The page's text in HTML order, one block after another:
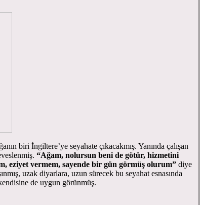
biri İngiltere’ye seyahate çıkacakmış. Yanında çalışan
“Ağam, nolursun beni de götür, hizmetini
eziyet vermem, sayende bir gün görmüş olurum” diye
uzak diyarlara, uzun sürecek bu seyahat esnasında
de uygun görünmüş.